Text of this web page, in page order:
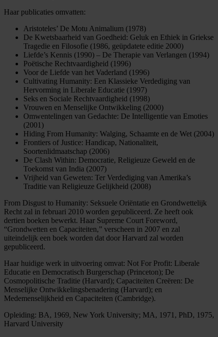
Haar publicaties omvatten:
Aristoteles’ De Motu Animalium (1978)
De Kwetsbaarheid van Goedheid: Geluk en Ethiek in Griekse
Tragedie en Filosofie (1986, geüpdatete editie 2000)
Liefde’s Kennis (1990) – De Therapie van Verlangen (1994)
Poëtische Rechtvaardigheid (1996)
Voor de Liefde van het Vaderland (1996)
Cultivating Humanity: Een Klassieke Verdediging van
Hervorming in Liberale Educatie (1997)
Seks en Sociale Rechtvaardigheid (1998)
Vrouwen en Menselijke Ontwikkeling (2000)
Omwentelingen van Gedachte: De Intelligentie van Emoties
(2001)
Hiding From Humanity: Walging, Schaamte en de Wet (2004)
Frontiers of Justice: Handicap, Nationaliteit,
Soortenlidmaatschap (2006)
De Clash Within: Democratie, Religieuze Geweld en de
Toekomst van India (2007)
Vrijheid van Geweten: Ter Verdediging van Amerika’s
Traditie van Religieuze Gelijkheid (2008)
From Disgust to Humanity: Seksuele Oriëntatie en Grondwettelijk
Recht zal in februari 2010 worden gepubliceerd. Ze heeft ook
dertien boeken bewerkt. Haar Supreme Court Foreword,
“Grondwetten en Capaciteiten,” verscheen in 2007 en zal
uiteindelijk een boek worden dat door Harvard zal worden
gepubliceerd.
Haar huidige werk in uitvoering omvat: Not For Profit: Liberale
Educatie en Democratisch Burgerschap (Princeton); De
Cosmopolitische Traditie (Harvard); Capaciteiten Creëren: De
Menselijke Ontwikkelingsbenadering (Harvard); en
Medemenselijkheid en Capaciteiten (Cambridge).
Opleiding: BA, 1969, New York University; MA, 1971, PhD, 1975,
Harvard University